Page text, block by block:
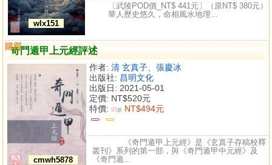
wlx151
〔武陵POD價_NT$ 441元〕（原NT$ 380元）
華人歷史悠久，命相風水地理...
奇門遁甲上元經評述
cmwh5878
作者: 清 玄真子、張慶冰
出版社: 昌明文化
出版日: 2021-05-01
定價: NT$520元
特價: 95折 NT$494元
購買
比較
《奇門遁甲上元經》是《玄真子存稿校釋
叢刊》系列的第一部，與《奇門遁甲中元經》及
《奇門遁...